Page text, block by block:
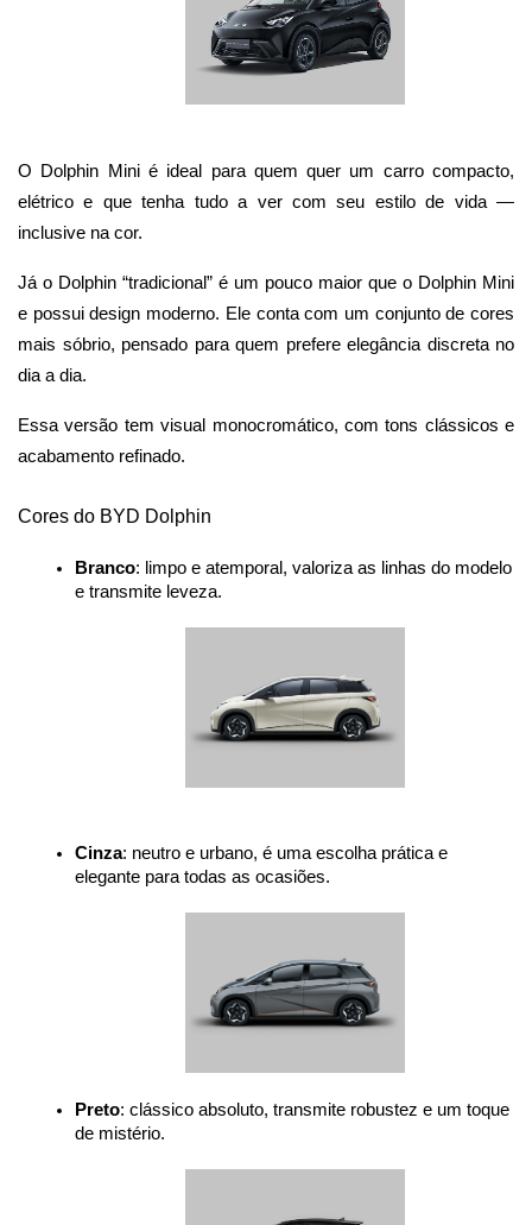
O Dolphin Mini é ideal para quem quer um carro compacto,
elétrico e que tenha tudo a ver com seu estilo de vida —
inclusive na cor.
Já o Dolphin “tradicional” é um pouco maior que o Dolphin Mini
e possui design moderno. Ele conta com um conjunto de cores
mais sóbrio, pensado para quem prefere elegância discreta no
dia a dia.
Essa versão tem visual monocromático, com tons clássicos e
acabamento refinado.
Cores do BYD Dolphin
Branco: limpo e atemporal, valoriza as linhas do modelo
e transmite leveza.
Cinza: neutro e urbano, é uma escolha prática e
elegante para todas as ocasiões.
Preto: clássico absoluto, transmite robustez e um toque
de mistério.